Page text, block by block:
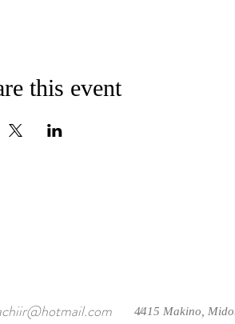
this event
/
4415 Makino,